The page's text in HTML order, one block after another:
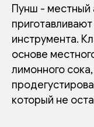
Пунш - местный
инструмента.
основе
лимонного
который не